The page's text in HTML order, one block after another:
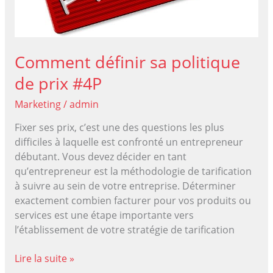
Comment définir sa politique
de prix #4P
Marketing/admin
Fixer ses prix, c’est une des questions les plus
difficiles à laquelle est confronté un entrepreneur
débutant. Vous devez décider en tant
qu’entrepreneur est la méthodologie de tarification
à suivre au sein de votre entreprise. Déterminer
exactement combien facturer pour vos produits ou
services est une étape importante vers
l’établissement de votre stratégie de tarification
Comment
Lire la suite »